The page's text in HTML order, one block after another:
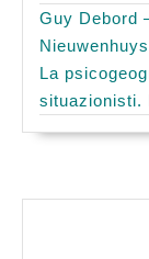
Guy Debord
La
situazionisti.